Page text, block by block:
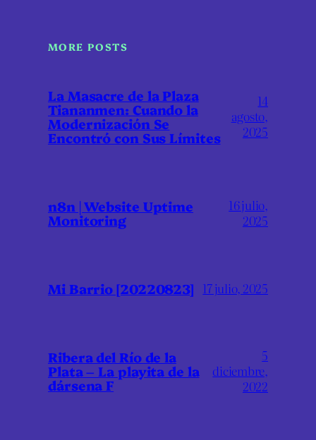
MORE POSTS
La Masacre de la Plaza
Tiananmen: Cuando la
Modernización Se
Encontró con Sus Límites
14
agosto,
2025
n8n | Website Uptime
Monitoring
16 julio,
2025
Mi Barrio [20220823] 17 julio, 2025
Ribera del Río de la
Plata – La playita de la
dársena F
5
diciembre,
2022